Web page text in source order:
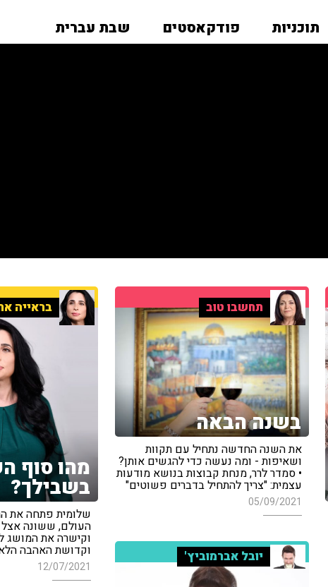
תוכניות פודקאסטים שבת עברית
תחשבו טוב
בשנה הבאה
את השנה החדשה נתחיל עם תקוות
ושאיפות - ומה נעשה כדי להגשים אותן?
• סמדר לרר, מנחת קבוצות בנושא מודעות
עצמית: "צריך להתחיל בדברים פשוטים"
05/09/2021
בראייה
מהו סוף
בשבילך?
שלומית פתחה את
העולם, ששונה אצל
וקישרה את המושג
וקדושת האהבה
12/07/2021
יובל אברמוביץ'